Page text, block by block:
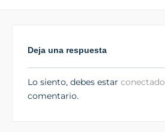
Deja una respuesta
Lo siento, debes estar conectado
comentario.